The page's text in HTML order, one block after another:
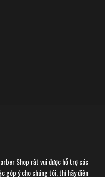
Shop rất vui được hỗ trợ các
góp ý cho chúng tôi, thì hãy điền